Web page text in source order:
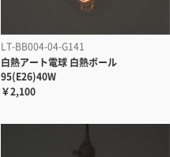
LT-BB004-04-G141
白熱アート電球 白熱ボール
95(E26)40W
￥2,100